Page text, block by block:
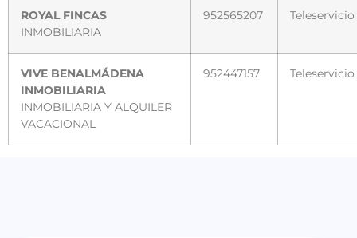
ROYAL FINCAS
INMOBILIARIA
952565207 Teleservicio
VIVE BENALMÁDENA
INMOBILIARIA
INMOBILIARIA Y ALQUILER
VACACIONAL
952447157 Teleservicio